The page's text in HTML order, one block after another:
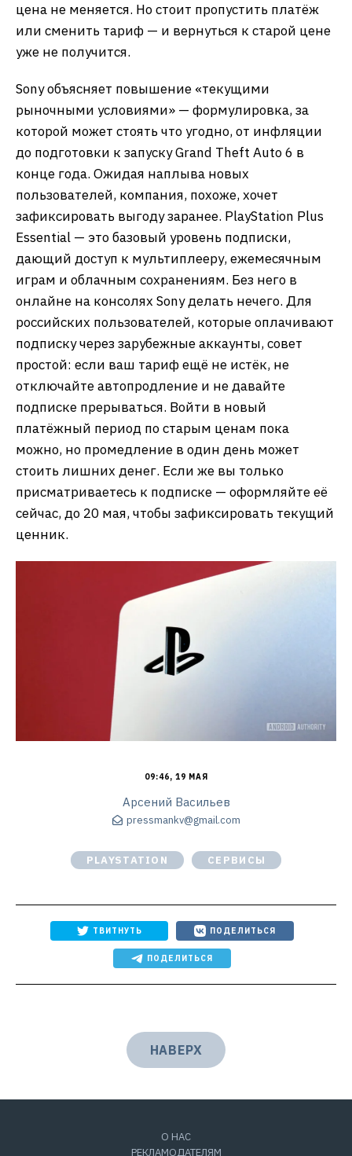
цена не меняется. Но стоит пропустить платёж
или сменить тариф — и вернуться к старой цене
уже не получится.
Sony объясняет повышение «текущими
рыночными условиями» — формулировка, за
которой может стоять что угодно, от инфляции
до подготовки к запуску Grand Theft Auto 6 в
конце года. Ожидая наплыва новых
пользователей, компания, похоже, хочет
зафиксировать выгоду заранее. PlayStation Plus
Essential — это базовый уровень подписки,
дающий доступ к мультиплееру, ежемесячным
играм и облачным сохранениям. Без него в
онлайне на консолях Sony делать нечего. Для
российских пользователей, которые оплачивают
подписку через зарубежные аккаунты, совет
простой: если ваш тариф ещё не истёк, не
отключайте автопродление и не давайте
подписке прерываться. Войти в новый
платёжный период по старым ценам пока
можно, но промедление в один день может
стоить лишних денег. Если же вы только
присматриваетесь к подписке — оформляйте её
сейчас, до 20 мая, чтобы зафиксировать текущий
ценник.
09:46, 19 МАЯ
Арсений Васильев
pressmankv@gmail.com
PLAYSTATION СЕРВИСЫ
ТВИТНУТЬ ПОДЕЛИТЬСЯ
ПОДЕЛИТЬСЯ
НАВЕРХ
О НАС
РЕКЛАМОДАТЕЛЯМ